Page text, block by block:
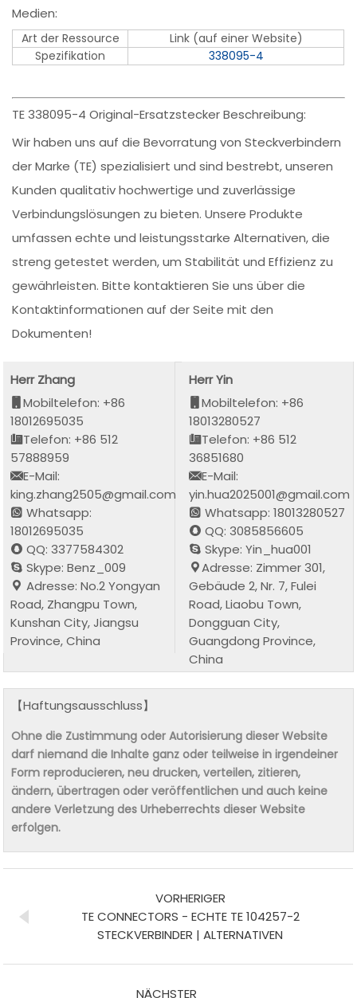
Medien:
Art der Ressource
Link (auf einer Website)
Spezifikation
338095-4
TE 338095-4 Original-Ersatzstecker Beschreibung:
Wir haben uns auf die Bevorratung von Steckverbindern
der Marke (TE) spezialisiert und sind bestrebt, unseren
Kunden qualitativ hochwertige und zuverlässige
Verbindungslösungen zu bieten. Unsere Produkte
umfassen echte und leistungsstarke Alternativen, die
streng getestet werden, um Stabilität und Effizienz zu
gewährleisten. Bitte kontaktieren Sie uns über die
Kontaktinformationen auf der Seite mit den
Dokumenten!
Herr Zhang
Mobiltelefon: +86
18012695035
Telefon: +86 512
57888959
E-Mail:
king.zhang2505@gmail.com
Whatsapp:
18012695035
QQ: 3377584302
Skype: Benz_009
Adresse: No.2 Yongyan
Road, Zhangpu Town,
Kunshan City, Jiangsu
Province, China
Herr Yin
Mobiltelefon: +86
18013280527
Telefon: +86 512
36851680
E-Mail:
yin.hua2025001@gmail.com
Whatsapp: 18013280527
QQ: 3085856605
Skype: Yin_hua001
Adresse: Zimmer 301,
Gebäude 2, Nr. 7, Fulei
Road, Liaobu Town,
Dongguan City,
Guangdong Province,
China
【Haftungsausschluss】
Ohne die Zustimmung oder Autorisierung dieser Website
darf niemand die Inhalte ganz oder teilweise in irgendeiner
Form reproducieren, neu drucken, verteilen, zitieren,
ändern, übertragen oder veröffentlichen und auch keine
andere Verletzung des Urheberrechts dieser Website
erfolgen.
VORHERIGER
TE CONNECTORS - ECHTE TE 104257-2
STECKVERBINDER | ALTERNATIVEN
NÄCHSTER